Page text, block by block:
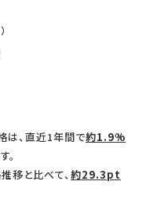
は、直近1年間で約1.9%
。
移と比べて、約29.3pt